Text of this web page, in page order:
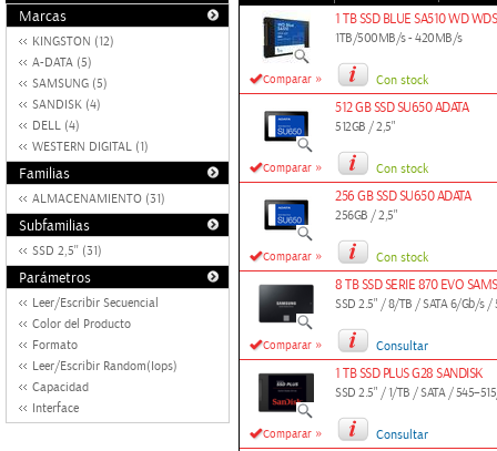
Marcas
KINGSTON (12)
A-DATA (5)
SAMSUNG (5)
SANDISK (4)
DELL (4)
WESTERN DIGITAL (1)
Familias
ALMACENAMIENTO (31)
Subfamilias
SSD 2,5'' (31)
Parámetros
Leer/Escribir Secuencial
Color del Producto
Formato
Leer/Escribir Random(Iops)
Capacidad
Interface
Comparar »
1 TB SSD BLUE SA510 WD
1TB/500MB/s - 420MB/s
Con stock
Comparar »
512 GB SSD SU650 ADATA
512GB / 2,5"
Con stock
Comparar »
256 GB SSD SU650 ADATA
256GB / 2,5"
Con stock
Comparar »
8 TB SSD SERIE 870 EVO
SSD 2.5" / 8/TB / SATA 6/Gb/s
Consultar
Comparar »
1 TB SSD PLUS G28 SANDISK
SSD 2.5" / 1/TB / SATA /
Consultar